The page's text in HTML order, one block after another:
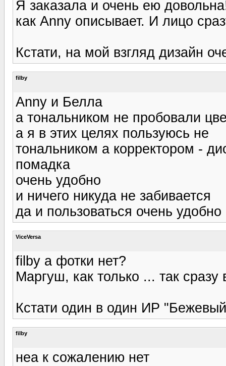
Я заказала и очень ею
как Anny описывает. И лицо
Кстати, на мой взгляд дизайн
filby
Anny и Белла
а тональником не пробовали
а я в этих целях пользуюсь не
тональником а корректором -
помадка
очень удобно
и ничего никуда не забивается
да и пользоваться очень удобно
ViceVersa
filby а фотки нет?
Маргуш, как только ... так
Кстати один в один ИР
filby
неа к сожалению нет